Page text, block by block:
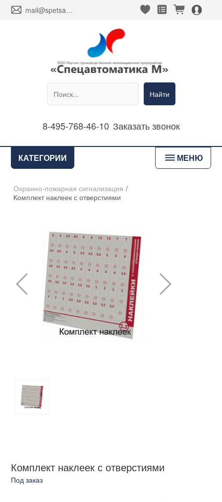
envelope mail@spetsavtomatika-m.ru heart_fill square_favorites_fill cart_fill person_alt_circle_fill
Найти
8-495-768-46-10 Заказать звонок
КАТЕГОРИИ bars МЕНЮ
Охранно-пожарная сигнализация /
Комплект наклеек с отверстиями
Комплект наклеек с отверстиями
Под заказ